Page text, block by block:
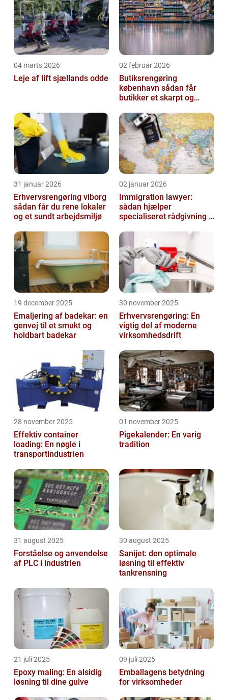
04 marts 2026
Leje af lift sjællands odde
02 februar 2026
Butiksrengøring
københavn sådan får
butikker et skarpt og
31 januar 2026
Erhvervsrengøring viborg
sådan får du rene lokaler
og et sundt arbejdsmiljø
02 januar 2026
Immigration lawyer:
sådan hjælper
specialiseret rådgivning i
19 december 2025
Emaljering af badekar: en
genvej til et smukt og
holdbart badekar
30 november 2025
Erhvervsrengøring: En
vigtig del af moderne
virksomhedsdrift
28 november 2025
Effektiv container
loading: En nøgle i
transportindustrien
01 november 2025
Pigekalender: En varig
tradition
31 august 2025
Forståelse og anvendelse
af PLC i industrien
30 august 2025
Sanijet: den optimale
løsning til effektiv
tankrensning
21 juli 2025
Epoxy maling: En alsidig
løsning til dine gulve
09 juli 2025
Emballagens betydning
for virksomheder